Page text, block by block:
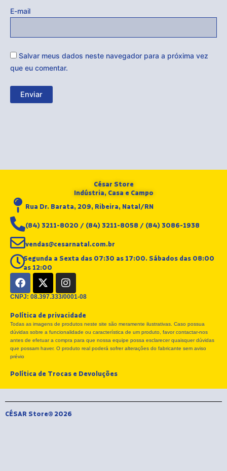
E-mail
Salvar meus dados neste navegador para a próxima vez
que eu comentar.
César Store
Indústria, Casa e Campo
Rua Dr. Barata, 209, Ribeira, Natal/RN
(84) 3211-8020 / (84) 3211-8058 / (84) 3086-1938
vendas@cesarnatal.com.br
Segunda a Sexta das 07:30 as 17:00. Sábados das 08:00
as 12:00
F
a
c
b
o
o
k
X
-
t
i
t
t
e
I
n
s
a
g
r
a
CNPJ: 08.397.333/0001-08
Política de privacidade
Todas as imagens de produtos neste site são meramente ilustrativas. Caso possua
dúvidas sobre a funcionalidade ou característica de um produto, favor contactar-nos
antes de efetuar a compra para que nossa equipe possa esclarecer quaisquer dúvidas
que possam haver. O produto real poderá sofrer alterações do fabricante sem aviso
prévio
Política de Trocas e Devoluções
CÉSAR Store® 2026